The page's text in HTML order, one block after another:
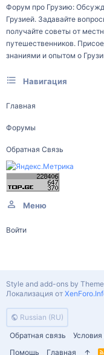
Форум про Грузию:
Грузией. Задавайте
получайте советы от
путешественников.
знаниями и опытом о
Навигация
Главная
Форумы
Обратная Связь
Меню
Войти
Russian (RU)
Обратная связь
Условия
Помощь
Главная
Style and add-ons by
Локализация от